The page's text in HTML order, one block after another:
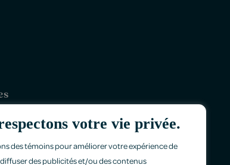
votre vie privée.
des témoins pour améliorer votre expérience de
des publicités et/ou des contenus
(boul. St-Joseph)